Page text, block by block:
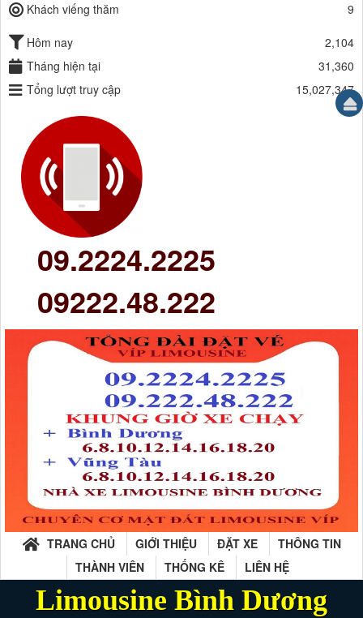
Khách viếng thăm
9
Hôm nay
2,104
Tháng hiện tại
31,360
Tổng lượt truy cập
15,027,347
09.2224.2225
09222.48.222
TRANG CHỦ GIỚI THIỆU ĐẶT XE
THÔNG TIN
THÀNH VIÊN
THỐNG KÊ LIÊN HỆ
Limousine Bình Dương